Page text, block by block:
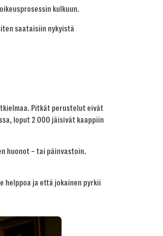
kulkuun.
saataisiin nykyistä
Pitkät perustelut eivät
loput 2 000 jäisivät kaappiin
huonot – tai päinvastoin.
helppoa ja että jokainen pyrkii